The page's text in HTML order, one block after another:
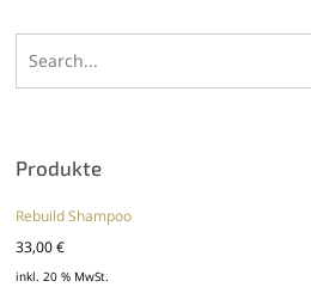
Produkte
Rebuild Shampoo
33,00€
inkl. 20 % MwSt.